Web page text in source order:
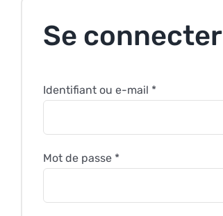
Se connecter
Identifiant ou e-mail *Obligatoire
Mot de passe *Obligatoire